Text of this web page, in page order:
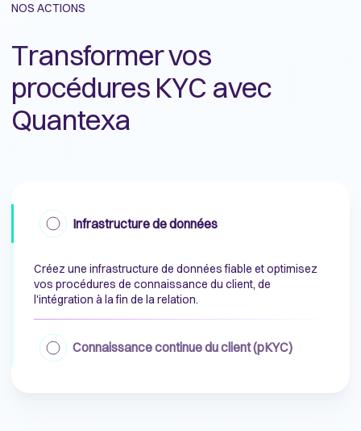
NOS ACTIONS
Transformer vos
procédures KYC avec
Quantexa
Infrastructure de données
Créez une infrastructure de données fiable et optimisez
vos procédures de connaissance du client, de
l'intégration à la fin de la relation.
Connaissance continue du client (pKYC)